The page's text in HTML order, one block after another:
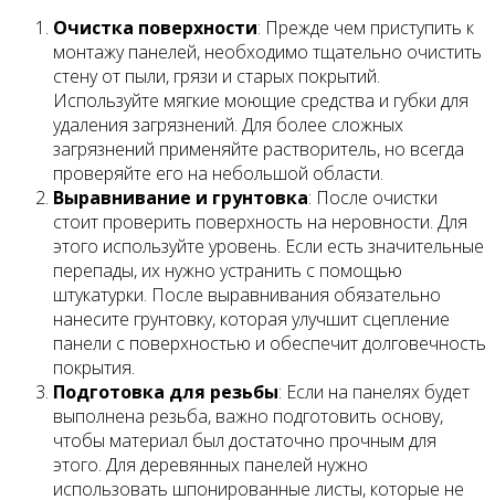
Очистка поверхности: Прежде чем приступить к
монтажу панелей, необходимо тщательно очистить
стену от пыли, грязи и старых покрытий.
Используйте мягкие моющие средства и губки для
удаления загрязнений. Для более сложных
загрязнений применяйте растворитель, но всегда
проверяйте его на небольшой области.
Выравнивание и грунтовка: После очистки
стоит проверить поверхность на неровности. Для
этого используйте уровень. Если есть значительные
перепады, их нужно устранить с помощью
штукатурки. После выравнивания обязательно
нанесите грунтовку, которая улучшит сцепление
панели с поверхностью и обеспечит долговечность
покрытия.
Подготовка для резьбы: Если на панелях будет
выполнена резьба, важно подготовить основу,
чтобы материал был достаточно прочным для
этого. Для деревянных панелей нужно
использовать шпонированные листы, которые не